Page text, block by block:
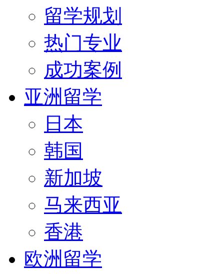
留学规划
热门专业
成功案例
亚洲留学
日本
韩国
新加坡
马来西亚
香港
欧洲留学